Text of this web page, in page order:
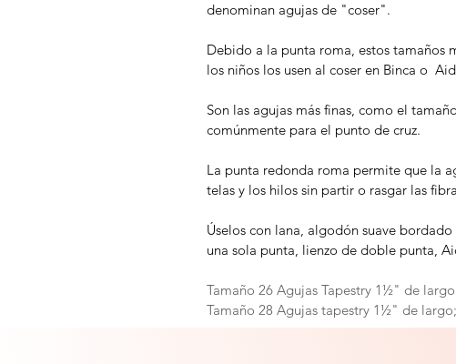
denominan agujas de "coser".
Debido a la punta roma, estos tamaños
los niños los usen al coser en Binca o
Son las agujas más finas, como el
comúnmente para el punto de cruz.
La punta redonda roma permite que la
telas y los hilos sin partir o rasgar las
Úselos con lana, algodón suave
una sola punta, lienzo de doble punta,
Tamaño 26 Agujas Tapestry 1½" de
Tamaño 28 Agujas tapestry 1½" de